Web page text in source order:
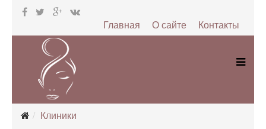
Контакты
О сайте
Главная
Клиники